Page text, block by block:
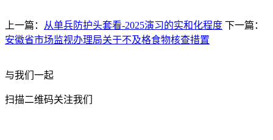
上一篇： 从单兵防护头套看-2025演习的实和化程度 下一篇：
安徽省市场监视办理局关于不及格食物核查措置
与我们一起
扫描二维码关注我们